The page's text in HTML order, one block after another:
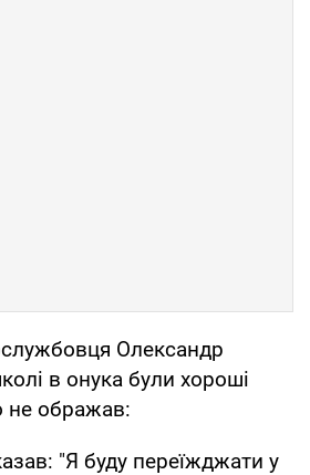
Олександр
в онука були хороші
не ображав:
"Я буду переїжджати у